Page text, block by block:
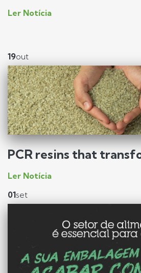
Ler Notícia
19out
PCR resins that
Ler Notícia
01set